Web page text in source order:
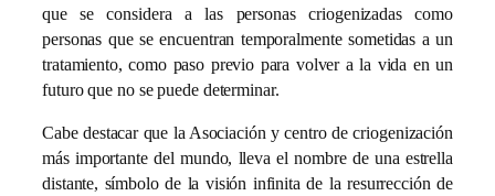
que se considera a las personas criogenizadas como
personas que se encuentran temporalmente sometidas a un
tratamiento, como paso previo para volver a la vida en un
futuro que no se puede determinar.
Cabe destacar que la Asociación y centro de criogenización
más importante del mundo, lleva el nombre de una estrella
distante, símbolo de la visión infinita de la resurrección de